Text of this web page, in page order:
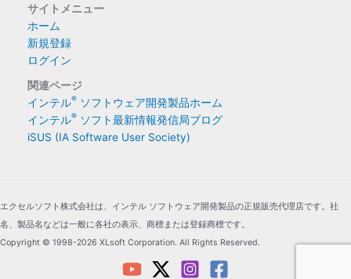
サイトメニュー
ホーム
新規登録
ログイン
関連ページ
インテル® ソフトウェア開発製品ホーム
インテル® ソフト最新情報発信局ブログ
iSUS (IA Software User Society)
エクセルソフト株式会社は、インテル ソフトウェア開発製品の正規販売代理店です。社
名、製品名などは一般に各社の表示、商標または登録商標です。
Copyright © 1998-2026 XLsoft Corporation. All Rights Reserved.